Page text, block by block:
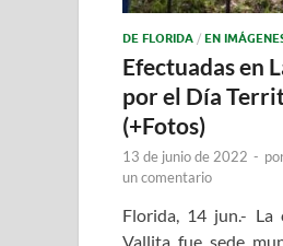
DE FLORIDA / EN
Efectuadas en
por el Día
(+Fotos)
13 de junio de 2022 -
un comentario
Florida, 14 jun.- La
Vallita fue sede